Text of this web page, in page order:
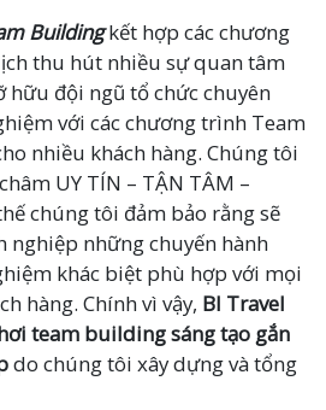
Buildingkết hợp các chương
thu hút nhiều sự quan tâm
hữu đội ngũ tổ chức chuyên
với các chương trình Team
nhiều khách hàng. Chúng tôi
UY TÍN – TẬN TÂM –
chúng tôi đảm bảo rằng sẽ
nghiệp những chuyến hành
khác biệt phù hợp với mọi
hàng. Chính vì vậy, BI Travel
team building sáng tạo gắn
do chúng tôi xây dựng và tổng